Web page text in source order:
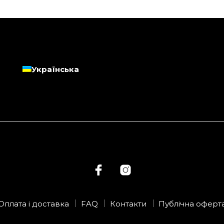
Українська
і доставка FAQ Контакти Публічна